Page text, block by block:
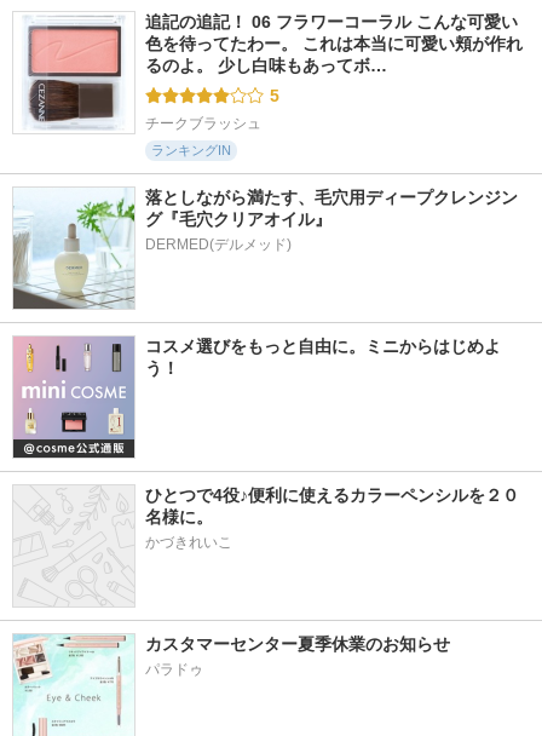
追記の追記！ 06 フラワーコーラル こんな可愛い
色を待ってたわー。 これは本当に可愛い頬が作れ
るのよ。 少し白味もあってボ…
5
チークブラッシュ
ランキングIN
落としながら満たす、毛穴用ディープクレンジン
グ『毛穴クリアオイル』
コスメ選びをもっと自由に。ミニからはじめよ
う！
ひとつで4役♪便利に使えるカラーペンシルを２０
名様に。
かづきれいこ
カスタマーセンター夏季休業のお知らせ
パラドゥ